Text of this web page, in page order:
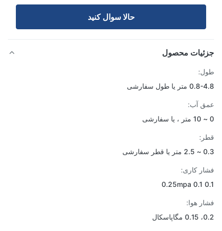
حالا سوال کنيد
محصول
یا طول سفارشی
آب:
کاری:
هوا: